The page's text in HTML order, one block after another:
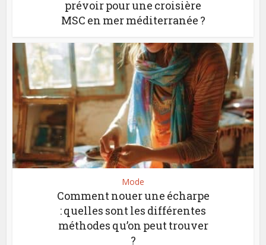
prévoir pour une croisière
MSC en mer méditerranée ?
Mode
Comment nouer une écharpe
: quelles sont les différentes
méthodes qu’on peut trouver
?